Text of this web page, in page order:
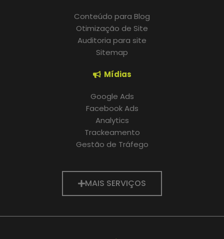
Conteúdo para Blog
Otimização de Site
Auditoria para site
Sitemap
Mídias
Google Ads
Facebook Ads
Analytics
Trackeamento
Gestão de Tráfego
MAIS SERVIÇOS